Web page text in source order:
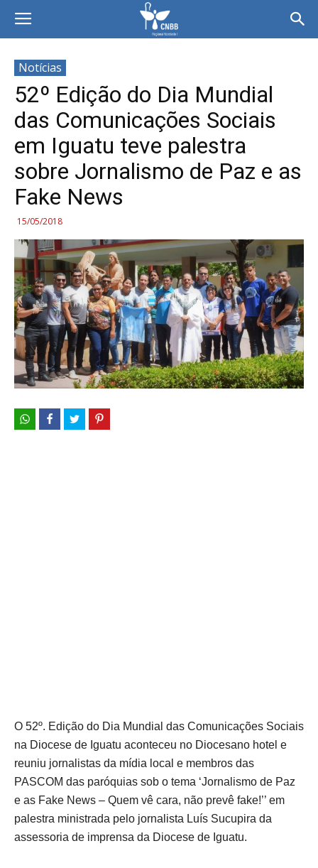
Notícias
52º Edição do Dia Mundial
das Comunicações Sociais
em Iguatu teve palestra
sobre Jornalismo de Paz e as
Fake News
15/05/2018
O 52º. Edição do Dia Mundial das Comunicações Sociais
na Diocese de Iguatu aconteceu no Diocesano hotel e
reuniu jornalistas da mídia local e membros das
PASCOM das paróquias sob o tema ‘Jornalismo de Paz
e as Fake News – Quem vê cara, não prevê fake!’’ em
palestra ministrada pelo jornalista Luís Sucupira da
assessoria de imprensa da Diocese de Iguatu.